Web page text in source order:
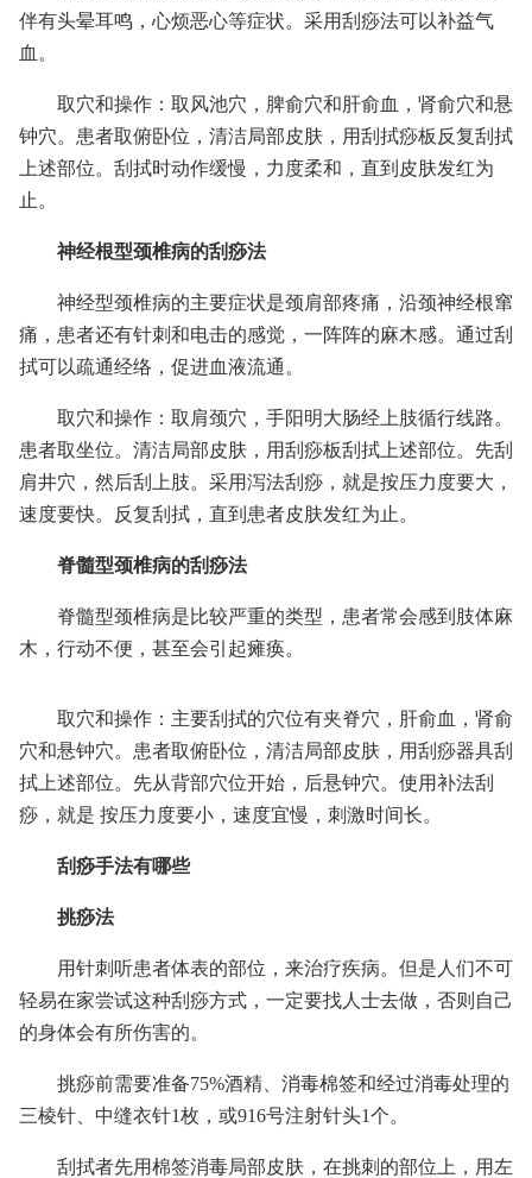
伴有头晕耳鸣，心烦恶心等症状。采用刮痧法可以补益气
血。
取穴和操作：取风池穴，脾俞穴和肝俞血，肾俞穴和悬
钟穴。患者取俯卧位，清洁局部皮肤，用刮拭痧板反复刮拭
上述部位。刮拭时动作缓慢，力度柔和，直到皮肤发红为
止。
神经根型颈椎病的刮痧法
神经型颈椎病的主要症状是颈肩部疼痛，沿颈神经根窜
痛，患者还有针刺和电击的感觉，一阵阵的麻木感。通过刮
拭可以疏通经络，促进血液流通。
取穴和操作：取肩颈穴，手阳明大肠经上肢循行线路。
患者取坐位。清洁局部皮肤，用刮痧板刮拭上述部位。先刮
肩井穴，然后刮上肢。采用泻法刮痧，就是按压力度要大，
速度要快。反复刮拭，直到患者皮肤发红为止。
脊髓型颈椎病的刮痧法
脊髓型颈椎病是比较严重的类型，患者常会感到肢体麻
木，行动不便，甚至会引起瘫痪。
取穴和操作：主要刮拭的穴位有夹脊穴，肝俞血，肾俞
穴和悬钟穴。患者取俯卧位，清洁局部皮肤，用刮痧器具刮
拭上述部位。先从背部穴位开始，后悬钟穴。使用补法刮
痧，就是 按压力度要小，速度宜慢，刺激时间长。
刮痧手法有哪些
挑痧法
用针刺听患者体表的部位，来治疗疾病。但是人们不可
轻易在家尝试这种刮痧方式，一定要找人士去做，否则自己
的身体会有所伤害的。
挑痧前需要准备75%酒精、消毒棉签和经过消毒处理的
三棱针、中缝衣针1枚，或916号注射针头1个。
刮拭者先用棉签消毒局部皮肤，在挑刺的部位上，用左